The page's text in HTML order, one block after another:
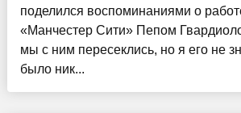
поделился воспоминаниями о
«Манчестер Сити» Пепом
мы с ним пересеклись, но я его не
было ник...